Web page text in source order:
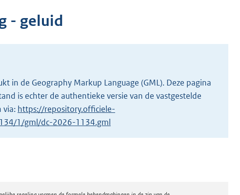
n
g
r
o
o
- geluid
de Geography Markup Language (GML). Deze pagina
is echter de authentieke versie van de vastgestelde
via: https://repository.officiele-
1/gml/dc-2026-1134.gml